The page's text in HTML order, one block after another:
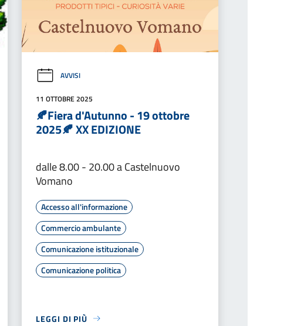
AVVISI
11 OTTOBRE 2025
🍂Fiera d'Autunno - 19 ottobre
2025🍂 XX EDIZIONE
dalle 8.00 - 20.00 a Castelnuovo
Vomano
Accesso all'informazione
Commercio ambulante
Comunicazione istituzionale
Comunicazione politica
LEGGI DI PIÙ